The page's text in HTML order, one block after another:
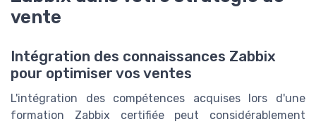
vente
Intégration des connaissances Zabbix
pour optimiser vos ventes
L'intégration des compétences acquises lors d'une
formation Zabbix certifiée peut considérablement